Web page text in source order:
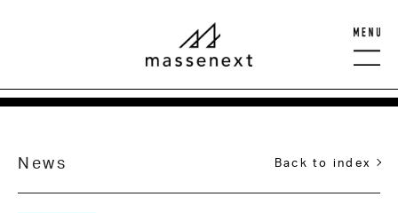
News Back to index